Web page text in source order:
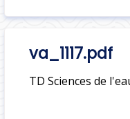
va_1117.pdf
TD Sciences de